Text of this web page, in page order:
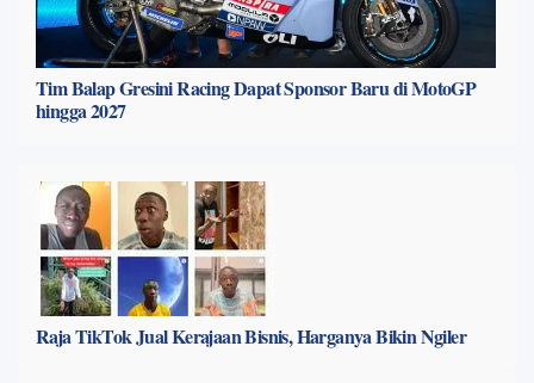
Tim Balap Gresini Racing Dapat Sponsor Baru di MotoGP
hingga 2027
Raja TikTok Jual Kerajaan Bisnis, Harganya Bikin Ngiler